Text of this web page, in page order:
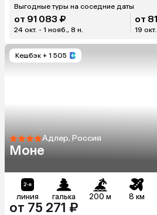
Выгодные туры на соседние даты
от 91 083 ₽
24 окт. - 1 нояб., 8 н.
от
19
Кешбэк + 1 505
Адлер, Россия
Моне
линия галька 200 м 8 км
от 75 271 ₽